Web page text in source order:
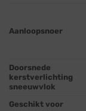
Aanloopsnoer
Doorsnede
kerstverlichting
sneeuwvlok
Geschikt voor